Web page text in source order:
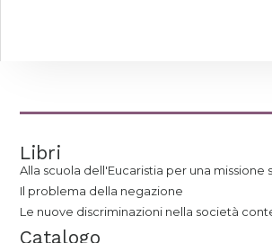
Libri
Alla scuola dell'Eucaristia per una missione
Il problema della negazione
Le nuove discriminazioni nella società
Catalogo